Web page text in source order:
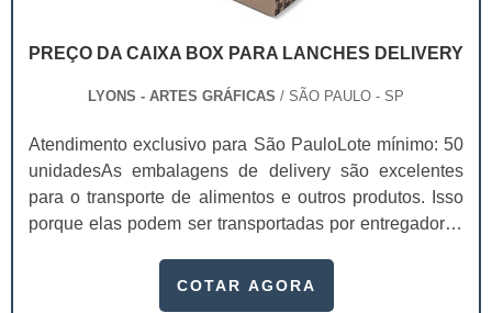
PREÇO DA CAIXA BOX PARA LANCHES DELIVERY
LYONS - ARTES GRÁFICAS / SÃO PAULO - SP
Atendimento exclusivo para São PauloLote mínimo: 50
unidadesAs embalagens de delivery são excelentes
para o transporte de alimentos e outros produtos. Isso
porque elas podem ser transportadas por entregadores
rápida. Existem diversas peças personalizados, que
COTAR AGORA